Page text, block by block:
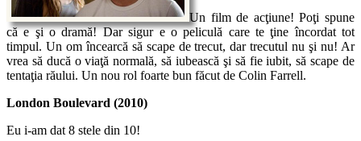
Un film de acţiune! Poţi spune
că e şi o dramă! Dar sigur e o peliculă care te ţine încordat tot
timpul. Un om încearcă să scape de trecut, dar trecutul nu şi nu! Ar
vrea să ducă o viaţă normală, să iubească şi să fie iubit, să scape de
tentaţia răului. Un nou rol foarte bun făcut de Colin Farrell.
London Boulevard (2010)
Eu i-am dat 8 stele din 10!